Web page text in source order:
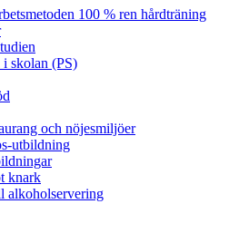
100 % ren hårdträning
skolan (PS)
och nöjesmiljöer
utbildning
knark
alkoholservering